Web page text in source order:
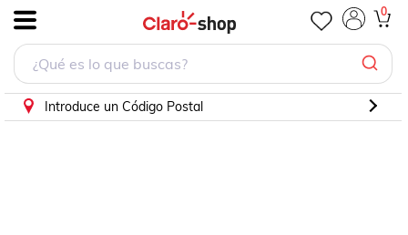
0
Introduce un Código Postal
PorCategorías
PorMarcas
PorDescuento